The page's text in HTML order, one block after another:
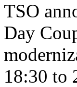
TSO
Day
18:30 to